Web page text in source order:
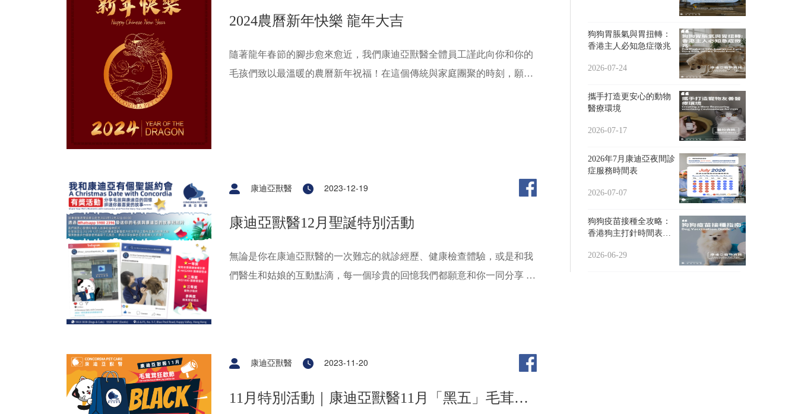
2024農曆新年快樂 龍年大吉
隨著龍年春節的腳步愈來愈近，我們康迪亞獸醫全體員工謹此向你和你的
毛孩們致以最溫暖的農曆新年祝福！在這個傳統與家庭團聚的時刻，願新
康迪亞獸醫 2023-12-19
康迪亞獸醫12月聖誕特別活動
無論是你在康迪亞獸醫的一次難忘的就診經歷、健康檢查體驗，或是和我
們醫生和姑娘的互動點滴，每一個珍貴的回憶我們都願意和你一同分享 !
康迪亞獸醫 2023-11-20
11月特別活動｜康迪亞獸醫11月「黑五」毛茸茸
狗狗胃脹氣與胃扭轉：
香港主人必知急症徵兆
2026-07-24
攜手打造更安心的動物
醫療環境
2026-07-17
2026年7月康迪亞夜間診
症服務時間表
2026-07-07
狗狗疫苗接種全攻略：
香港狗主打針時間表、
2026-06-29